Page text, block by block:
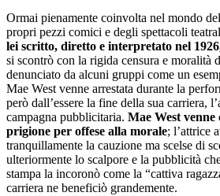
Ormai pienamente coinvolta nel mondo
propri pezzi comici e degli spettacoli
lei scritto, diretto e interpretato nel
si scontrò con la rigida censura e moralità
denunciato da alcuni gruppi come un
Mae West venne arrestata durante la
però dall’essere la fine della sua carriera,
campagna pubblicitaria. Mae West
prigione per offese alla morale; l’attrice
tranquillamente la cauzione ma scelse di
ulteriormente lo scalpore e la pubblicità
stampa la incoronò come la “cattiva
carriera ne beneficiò grandemente.